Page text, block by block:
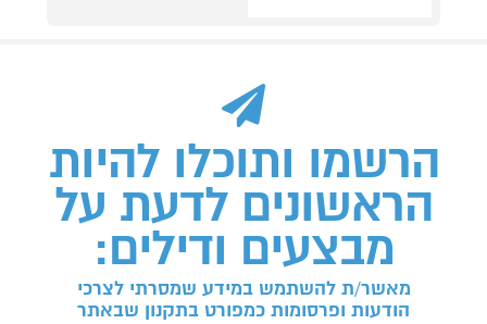
הרשמו ותוכלו להיות
הראשונים לדעת על
מבצעים ודילים:
מאשר/ת להשתמש במידע שמסרתי לצרכי
הודעות ופרסומות כמפורט בתקנון שבאתר